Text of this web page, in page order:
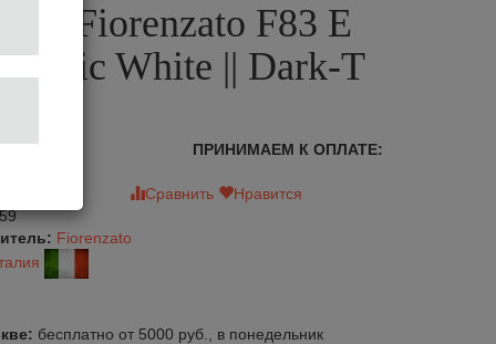
Fiorenzato F83 E
Arctic White || Dark-T
ПРИНИМАЕМ К ОПЛАТЕ:
Сравнить
Нравится
Fiorenzato
бесплатно от 5000 руб., в понедельник